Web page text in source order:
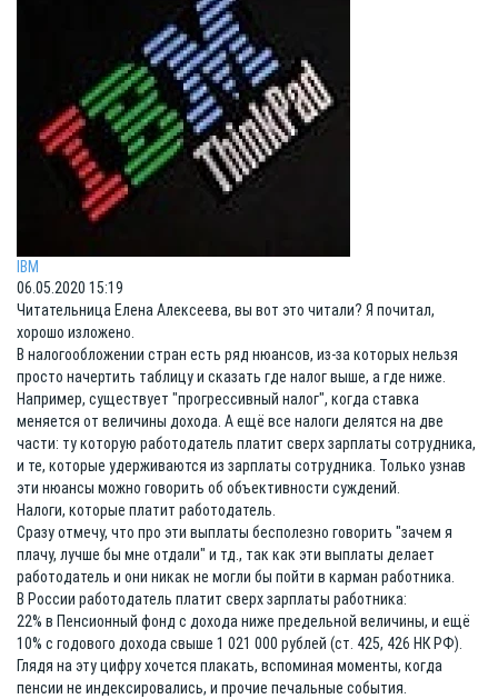
IBM
06.05.2020 15:19
Читательница Елена Алексеева, вы вот это читали? Я почитал,
хорошо изложено.
В налогообложении стран есть ряд нюансов, из-за которых нельзя
просто начертить таблицу и сказать где налог выше, а где ниже.
Например, существует "прогрессивный налог", когда ставка
меняется от величины дохода. А ещё все налоги делятся на две
части: ту которую работодатель платит сверх зарплаты сотрудника,
и те, которые удерживаются из зарплаты сотрудника. Только узнав
эти нюансы можно говорить об объективности суждений.
Налоги, которые платит работодатель.
Сразу отмечу, что про эти выплаты бесполезно говорить "зачем я
плачу, лучше бы мне отдали" и тд., так как эти выплаты делает
работодатель и они никак не могли бы пойти в карман работника.
В России работодатель платит сверх зарплаты работника:
22% в Пенсионный фонд с дохода ниже предельной величины, и ещё
10% с годового дохода свыше 1 021 000 рублей (ст. 425, 426 НК РФ).
Глядя на эту цифру хочется плакать, вспоминая моменты, когда
пенсии не индексировались, и прочие печальные события.